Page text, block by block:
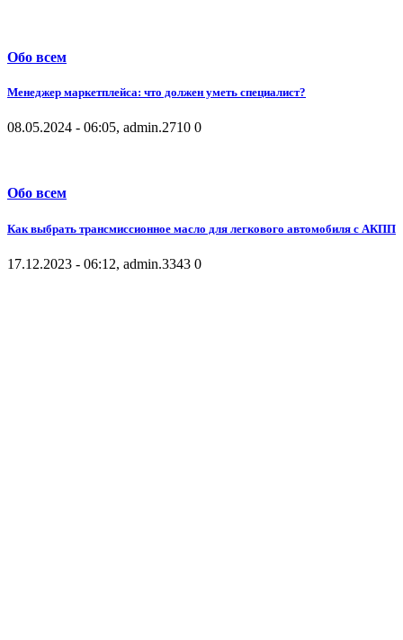
Обо всем
Менеджер маркетплейса: что должен уметь специалист?
08.05.2024 - 06:05, admin.2710 0
Обо всем
Как выбрать трансмиссионное масло для легкового автомобиля с АКПП
17.12.2023 - 06:12, admin.3343 0